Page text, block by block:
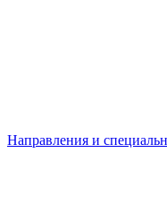
Направления и